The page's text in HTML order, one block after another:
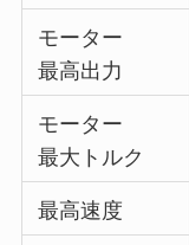
モーター
最高出力
モーター
最大トルク
最高速度